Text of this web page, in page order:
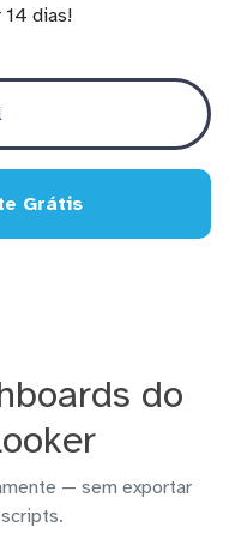
dias!
Grátis
do
— sem exportar